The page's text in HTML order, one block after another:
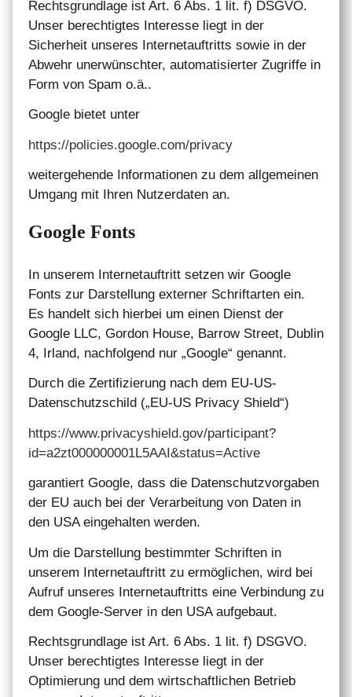
Rechtsgrundlage ist Art. 6 Abs. 1 lit. f) DSGVO.
Unser berechtigtes Interesse liegt in der
Sicherheit unseres Internetauftritts sowie in der
Abwehr unerwünschter, automatisierter Zugriffe in
Form von Spam o.ä..
Google bietet unter
https://policies.google.com/privacy
weitergehende Informationen zu dem allgemeinen
Umgang mit Ihren Nutzerdaten an.
Google Fonts
In unserem Internetauftritt setzen wir Google
Fonts zur Darstellung externer Schriftarten ein.
Es handelt sich hierbei um einen Dienst der
Google LLC, Gordon House, Barrow Street, Dublin
4, Irland, nachfolgend nur „Google“ genannt.
Durch die Zertifizierung nach dem EU-US-
Datenschutzschild („EU-US Privacy Shield“)
https://www.privacyshield.gov/participant?
id=a2zt000000001L5AAI&status=Active
garantiert Google, dass die Datenschutzvorgaben
der EU auch bei der Verarbeitung von Daten in
den USA eingehalten werden.
Um die Darstellung bestimmter Schriften in
unserem Internetauftritt zu ermöglichen, wird bei
Aufruf unseres Internetauftritts eine Verbindung zu
dem Google-Server in den USA aufgebaut.
Rechtsgrundlage ist Art. 6 Abs. 1 lit. f) DSGVO.
Unser berechtigtes Interesse liegt in der
Optimierung und dem wirtschaftlichen Betrieb